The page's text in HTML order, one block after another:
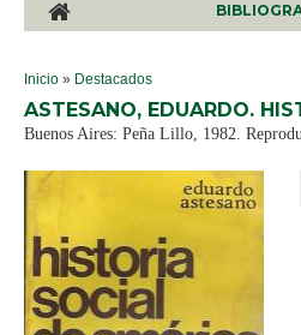
SE ENCUENTRA USTED AQUÍ
Inicio » Destacados
ASTESANO, EDUARDO.
Buenos Aires: Peña Lillo, 1982.